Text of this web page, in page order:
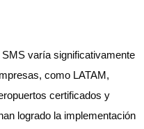
varía significativamente
como LATAM,
certificados y
logrado la implementación